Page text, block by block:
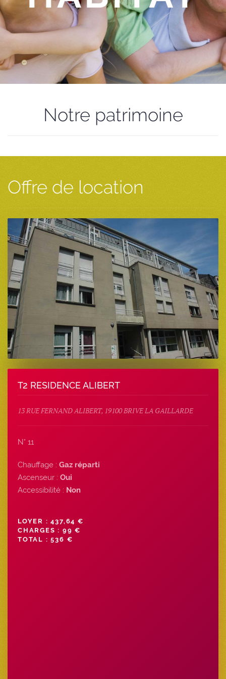
Notre patrimoine
Offre de location
T2 RESIDENCE ALIBERT
13 RUE FERNAND ALIBERT, 19100 BRIVE LA GAILLARDE
N° 11
Chauffage : Gaz réparti
Ascenseur : Oui
Accessibilité : Non
LOYER : 437,64 €
CHARGES : 99 €
TOTAL : 536 €